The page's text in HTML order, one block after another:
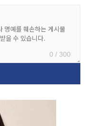
0 / 300